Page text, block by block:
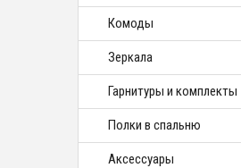
Комоды
Зеркала
Гарнитуры и комплекты
Полки в спальню
Аксессуары